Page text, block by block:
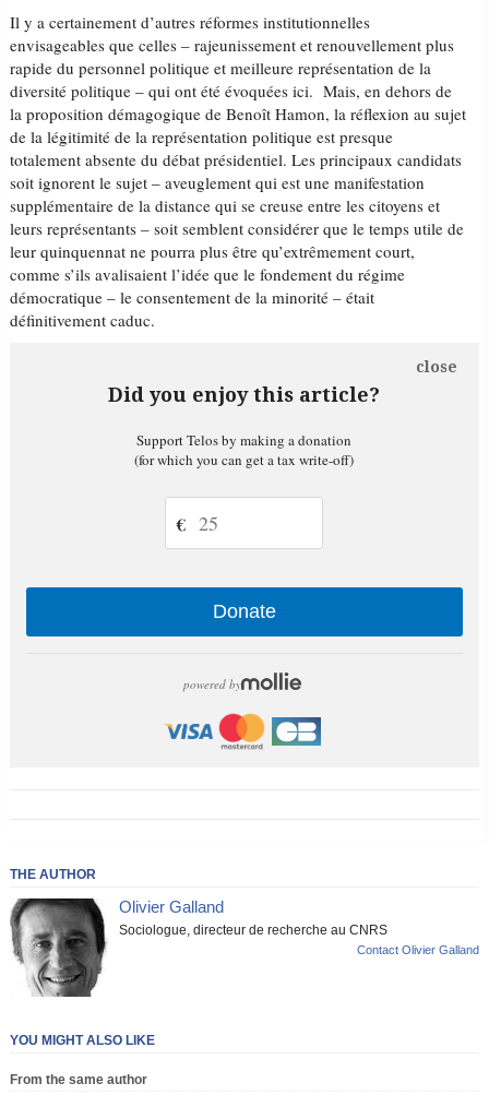
Il y a certainement d’autres réformes institutionnelles
envisageables que celles – rajeunissement et renouvellement plus
rapide du personnel politique et meilleure représentation de la
diversité politique – qui ont été évoquées ici. Mais, en dehors de
la proposition démagogique de Benoît Hamon, la réflexion au sujet
de la légitimité de la représentation politique est presque
totalement absente du débat présidentiel. Les principaux candidats
soit ignorent le sujet – aveuglement qui est une manifestation
supplémentaire de la distance qui se creuse entre les citoyens et
leurs représentants – soit semblent considérer que le temps utile de
leur quinquennat ne pourra plus être qu’extrêmement court,
comme s’ils avalisaient l’idée que le fondement du régime
démocratique – le consentement de la minorité – était
définitivement caduc.
Did you enjoy this article?
close
Support Telos by making a donation
(for which you can get a tax write-off)
€
Donate
powered by
THE AUTHOR
Olivier Galland
Sociologue, directeur de recherche au CNRS
Contact Olivier Galland
YOU MIGHT ALSO LIKE
From the same author